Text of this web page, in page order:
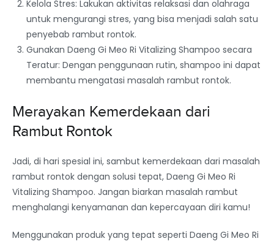
Kelola Stres: Lakukan aktivitas relaksasi dan olahraga
untuk mengurangi stres, yang bisa menjadi salah satu
penyebab rambut rontok.
Gunakan Daeng Gi Meo Ri Vitalizing Shampoo secara
Teratur: Dengan penggunaan rutin, shampoo ini dapat
membantu mengatasi masalah rambut rontok.
Merayakan Kemerdekaan dari
Rambut Rontok
Jadi, di hari spesial ini, sambut kemerdekaan dari masalah
rambut rontok dengan solusi tepat, Daeng Gi Meo Ri
Vitalizing Shampoo. Jangan biarkan masalah rambut
menghalangi kenyamanan dan kepercayaan diri kamu!
Menggunakan produk yang tepat seperti Daeng Gi Meo Ri